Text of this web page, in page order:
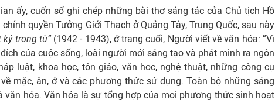
ấy, cuốn sổ ghi chép những bài thơ sáng tác của Chủ tịch Hồ
quyền Tưởng Giới Thạch ở Quảng Tây, Trung Quốc, sau này
ký trong tù”(1942 - 1943), ở trang cuối, Người viết về văn hóa: “Vì
của cuộc sống, loài người mới sáng tạo và phát minh ra ngôn
luật, khoa học, tôn giáo, văn học, nghệ thuật, những công cụ
mặc, ăn, ở và các phương thức sử dụng. Toàn bộ những sáng
văn hóa. Văn hóa là sự tổng hợp của mọi phương thức sinh hoạt